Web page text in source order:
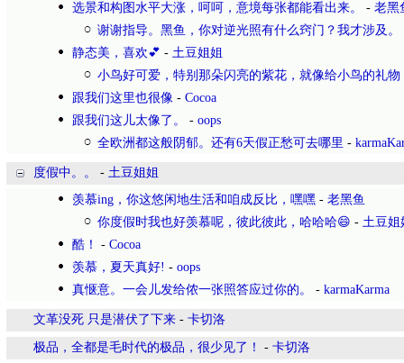
选景和构图水平大涨，呵呵，意境每张都能看出来。
- 老黑
谢谢指导。黑鱼，你对逆光照有什么窍门？我才涉及。
静态美，喜欢💕 - 土豆姐姐
小鸟好可爱，特别那朵闪亮的紫花，就像给小鸟的礼物
跟我们这里也很像 - Cocoa
跟我们这儿太像了。
- oops
全欧洲都这般阴郁。还有6天假正愁可去哪里 -
度假中。。 - 土豆姐姐
羡慕ing，你这悠闲地生活和咱成反比，嘿嘿 - 老黑鱼
你度假时我也好羡慕呢，彼此彼此，哈哈哈😄 - 土豆姐
酷！
- Cocoa
羡慕，夏天真好! - oops
真惬意。一会儿发给侬一张照答应过你的。
- karmaKarma
文革没死 只是潜伏了下来 - 卡切洛
极品，全都是毛时代的极品，很少见了！ - 卡切洛